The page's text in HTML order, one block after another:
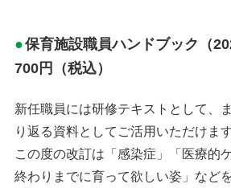
保育施設職員ハンドブック
700円（税込）
新任職員には研修テキストとして、
り返る資料としてご活用いただけます
この度の改訂は「感染症」「医療的
終わりまでに育って欲しい姿」など